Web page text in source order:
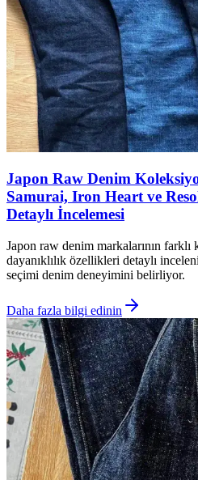
Japon Raw Denim
Samurai, Iron Heart ve
Detaylı İncelemesi
Japon raw denim markalarının farklı
dayanıklılık özellikleri detaylı
seçimi denim deneyimini belirliyor.
Daha fazla bilgi edinin